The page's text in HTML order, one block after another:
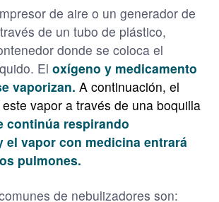
de aire o un generador de
de un tubo de plástico,
donde se coloca el
El oxígeno y medicamento
vaporizan. A continuación, el
vapor a través de una boquilla
continúa respirando
el vapor con medicina entrará
pulmones.
de nebulizadores son: